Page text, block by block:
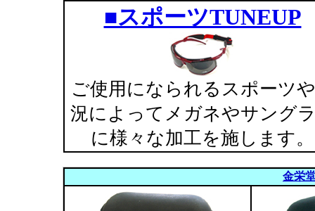
■スポーツTUNEUP
ご使用になられるスポーツ
況によってメガネやサング
に様々な加工を施します。
金栄